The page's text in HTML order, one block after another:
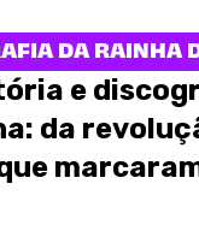
DA RAINHA
e
da